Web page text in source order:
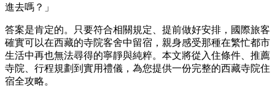
進去嗎？」
答案是肯定的。只要符合相關規定、提前做好安排，國際旅客
確實可以在西藏的寺院客舍中留宿，親身感受那種在繁忙都市
生活中再也無法尋得的寧靜與純粹。本文將從入住條件、推薦
寺院、行程規劃到實用禮儀，為您提供一份完整的西藏寺院住
宿全攻略。